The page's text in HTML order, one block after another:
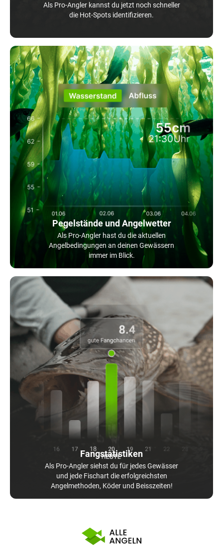
Als Pro-Angler kannst du jetzt noch schneller
die Hot-Spots identifizieren.
Pegelstände und Angelwetter
Als Pro-Angler hast du die aktuellen
Angelbedingungen an deinen Gewässern
immer im Blick.
Fangstatistiken
Als Pro-Angler siehst du für jedes Gewässer
und jede Fischart die erfolgreichsten
Angelmethoden, Köder und Beisszeiten!